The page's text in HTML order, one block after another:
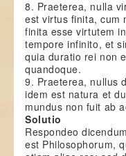
8. Praeterea, nulla
est virtus finita, cum
finita esse virtutem
tempore infinito, et
quia duratio rei non
quandoque.
9. Praeterea, nullus
idem est natura et
mundus non fuit ab
Solutio
Respondeo
est Philosophorum,